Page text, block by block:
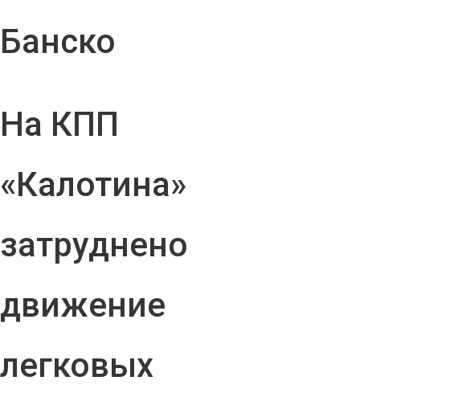
Банско
На КПП
«Калотина»
затруднено
движение
легковых